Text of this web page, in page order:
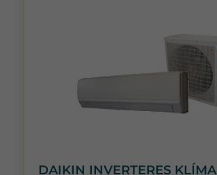
DAIKIN INVERTERES KLÍMA